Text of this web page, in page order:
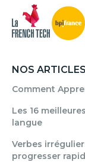
NOS ARTICLES
Comment
Les 16
langue
Verbes
progresser